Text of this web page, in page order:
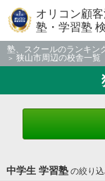
オリコン顧
塾・学習塾
塾、スクールのランキン
狭山市周辺の校舎一覧
中学生 学習塾の絞り